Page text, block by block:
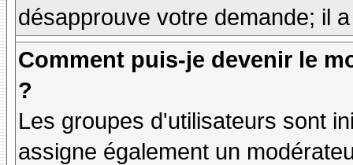
désapprouve votre demande; il
Comment puis-je devenir le
?
Les groupes d'utilisateurs sont
assigne également un